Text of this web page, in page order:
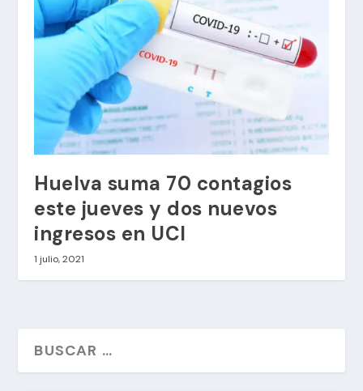
Huelva suma 70 contagios
este jueves y dos nuevos
ingresos en UCI
1 julio, 2021